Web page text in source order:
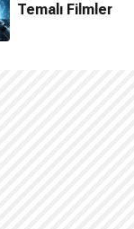
Temalı Filmler